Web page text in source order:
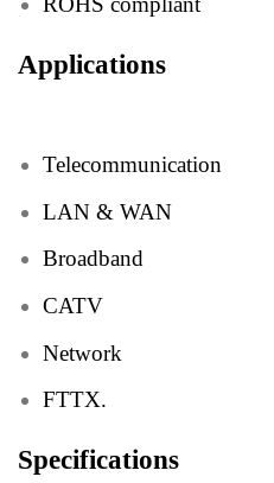
Applications
Telecommunication
LAN & WAN
Broadband
CATV
Network
FTTX.
Specifications